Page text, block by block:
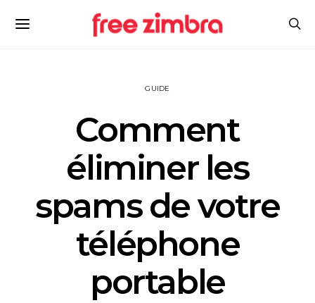
GUIDE
Comment
éliminer les
spams de votre
téléphone
portable